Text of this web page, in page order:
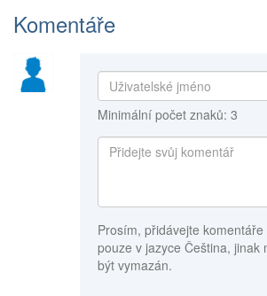
Komentáře
Minimální počet znaků: 3
Prosím, přidávejte komentáře
pouze v jazyce Čeština, jinak
být vymazán.